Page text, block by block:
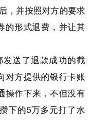
，并按照对方的要求
的形式退费，并让其
送了退款成功的截
对方提供的银行卡账
操作下来，不但没有
下的5万多元打了水